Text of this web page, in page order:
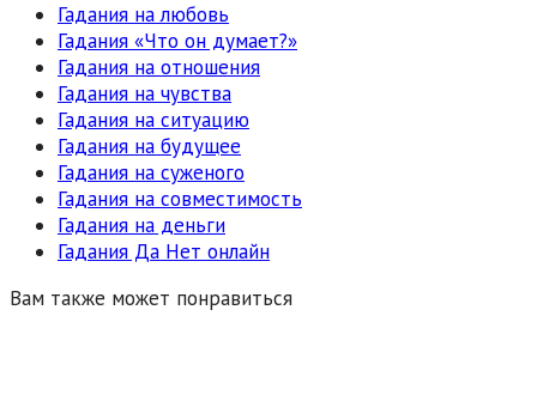
Гадания на любовь
Гадания «Что он думает?»
Гадания на отношения
Гадания на чувства
Гадания на ситуацию
Гадания на будущее
Гадания на суженого
Гадания на совместимость
Гадания на деньги
Гадания Да Нет онлайн
Вам также может понравиться